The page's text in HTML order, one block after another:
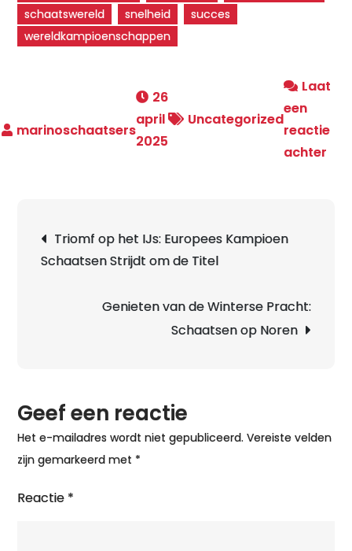
schaatswereld snelheid
succes
wereldkampioenschappen
26
april
2025
Uncategorized
Laat
een
reactie
achter
Triomf op het IJs: Europees Kampioen
Schaatsen Strijdt om de Titel
Genieten van de Winterse Pracht:
Schaatsen op Noren
Geef een reactie
Het e-mailadres wordt niet gepubliceerd. Vereiste velden
zijn gemarkeerd met *
Reactie *